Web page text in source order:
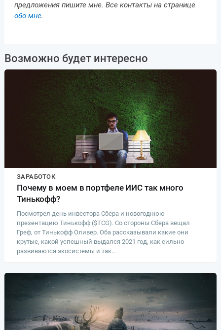
предложения пишите мне. Все контакты на странице
обо мне.
Возможно будет интересно
ЗАРАБОТОК
Почему в моем в портфеле ИИС так много
Тинькофф?
Посмотрел день инвестора Сбера и новогоднюю
презентацию Тинькофф ($TCG). Со стороны Сбера вещал
Греф, от Тинькофф Оливер. Оба рассказывали какие они
крутые, какой успешный выдался 2021 год, как сильно
развиваются экосистемы и так...